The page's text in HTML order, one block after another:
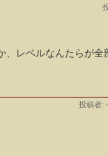
レベルなんたらが
投稿者: